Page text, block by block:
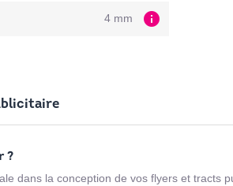
4 mm info
?
dans la conception de vos flyers et tracts